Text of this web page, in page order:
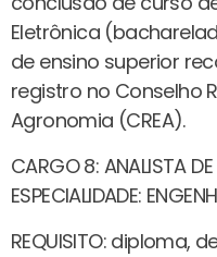
Eletrônica
de ensino superior
registro no Conselho
Agronomia (CREA).
CARGO 8: ANALISTA
ESPECIALIDADE:
REQUISITO: diploma,